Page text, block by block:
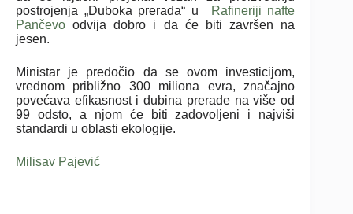
postrojenja „Duboka prerada“ u
Rafineriji nafte
Pančevo odvija dobro i da će biti završen na
jesen.
Ministar je predočio da se ovom investicijom,
vrednom približno 300 miliona evra, značajno
povećava efikasnost i dubina prerade na više od
99 odsto, a njom će biti zadovoljeni i najviši
standardi u oblasti ekologije.
Milisav Pajević